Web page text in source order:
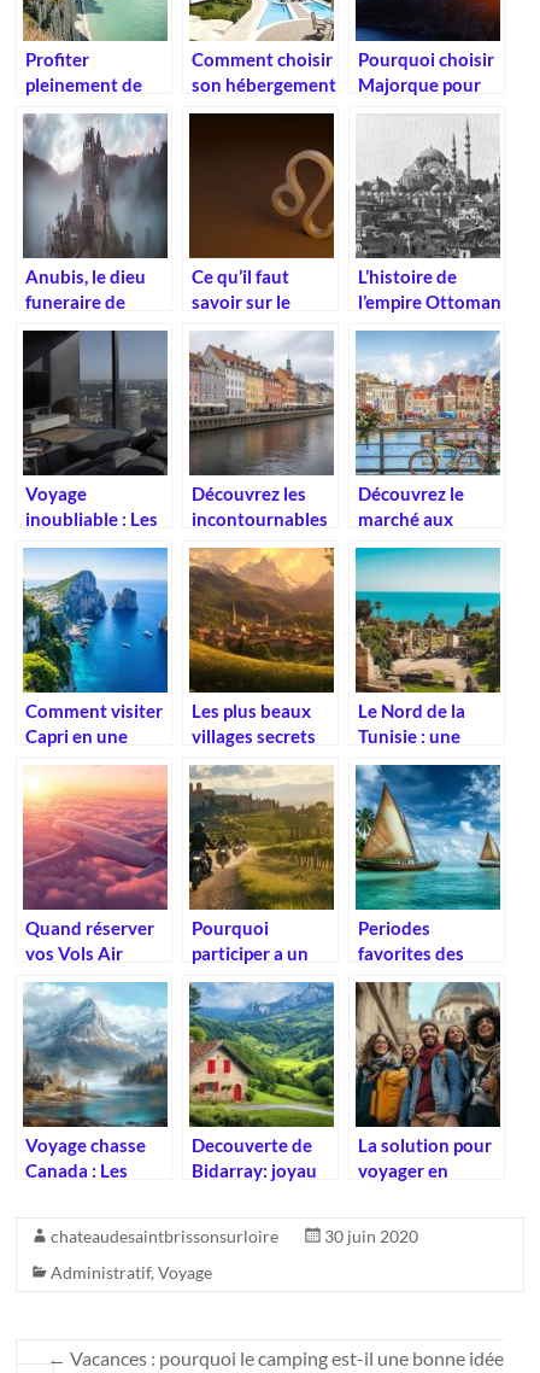
Profiter
pleinement de
ses vacances en
Normandie
Comment choisir
son hébergement
pour ses
Pourquoi choisir
Majorque pour
vos vacances ?
Anubis, le dieu
funeraire de
l’Egypte antique
Ce qu’il faut
savoir sur le
signe
astrologique du
lion
L’histoire de
l’empire Ottoman
: en bref
Voyage
inoubliable : Les
hotels familiaux
de reve pour un
sejour
d’exception
Découvrez les
incontournables
de Copenhague
pour un séjour
mémorable
Découvrez le
marché aux
fleurs
d’Amsterdam : un
lieu unique sur le
canal Singel
Comment visiter
Capri en une
journée :
itinéraire et
conseils
pratiques
Les plus beaux
villages secrets
des Dolomites :
un voyage
photographique
inoubliable
Le Nord de la
Tunisie : une
région aux
trésors
méconnus
Quand réserver
vos Vols Air
Europa avec
Anyway : Guide
des tarifs
saisonniers
Pourquoi
participer a un
road trip en Italie
est l’experience
ultime pour les
motards
Periodes
favorites des
croisieristes :
quand partir aux
Maldives en
bateau
Voyage chasse
Canada : Les
traditionnelles
de wapiti
Decouverte de
Bidarray: joyau
traditions –
L’artisanat
La solution pour
voyager en
un itinéraire
chateaudesaintbrissonsurloire
30 juin 2020
Administratif,Voyage
← Vacances : pourquoi le camping est-il une bonne idée